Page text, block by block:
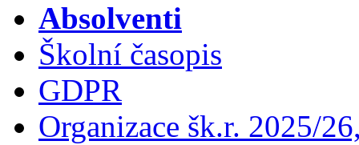
Absolventi
Školní časopis
GDPR
Organizace šk.r. 2025/